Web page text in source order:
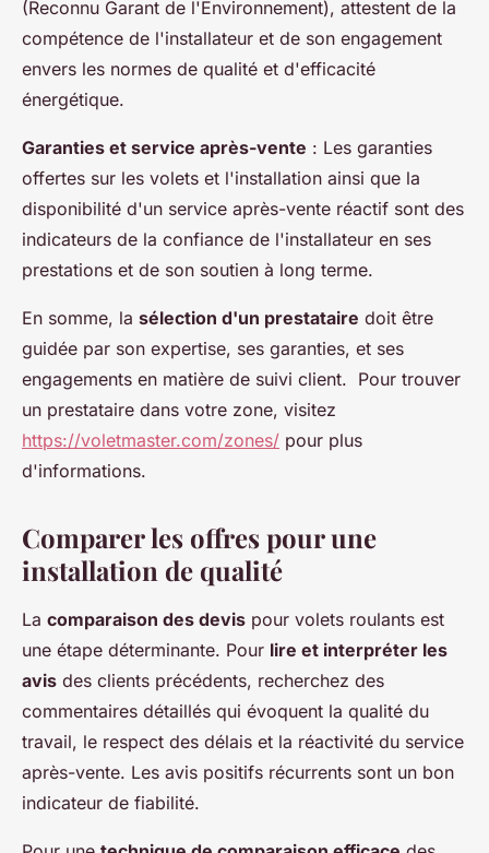
(Reconnu Garant de l'Environnement), attestent de la
compétence de l'installateur et de son engagement
envers les normes de qualité et d'efficacité
énergétique.
Garanties et service après-vente : Les garanties
offertes sur les volets et l'installation ainsi que la
disponibilité d'un service après-vente réactif sont des
indicateurs de la confiance de l'installateur en ses
prestations et de son soutien à long terme.
En somme, la sélection d'un prestataire doit être
guidée par son expertise, ses garanties, et ses
engagements en matière de suivi client. Pour trouver
un prestataire dans votre zone, visitez
https://voletmaster.com/zones/ pour plus
d'informations.
Comparer les offres pour une
installation de qualité
La comparaison des devis pour volets roulants est
une étape déterminante. Pour lire et interpréter les
avis des clients précédents, recherchez des
commentaires détaillés qui évoquent la qualité du
travail, le respect des délais et la réactivité du service
après-vente. Les avis positifs récurrents sont un bon
indicateur de fiabilité.